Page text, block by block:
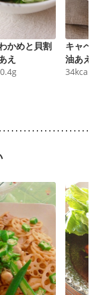
かめと貝割
え
0.4g
キャベ
油あえ
34kcal